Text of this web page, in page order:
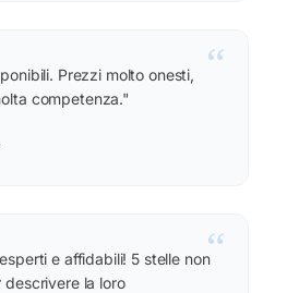
“
Prezzi molto onesti,
competenza."
“
e affidabili! 5 stelle non
descrivere la loro